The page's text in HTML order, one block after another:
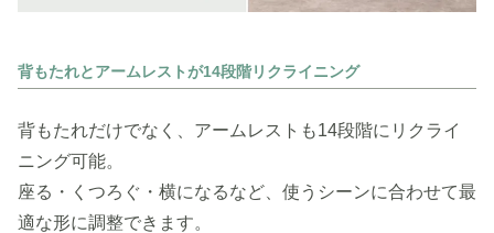
背もたれとアームレストが14段階リクライニング
背もたれだけでなく、アームレストも14段階にリクライ
ニング可能。
座る・くつろぐ・横になるなど、使うシーンに合わせて最
適な形に調整できます。